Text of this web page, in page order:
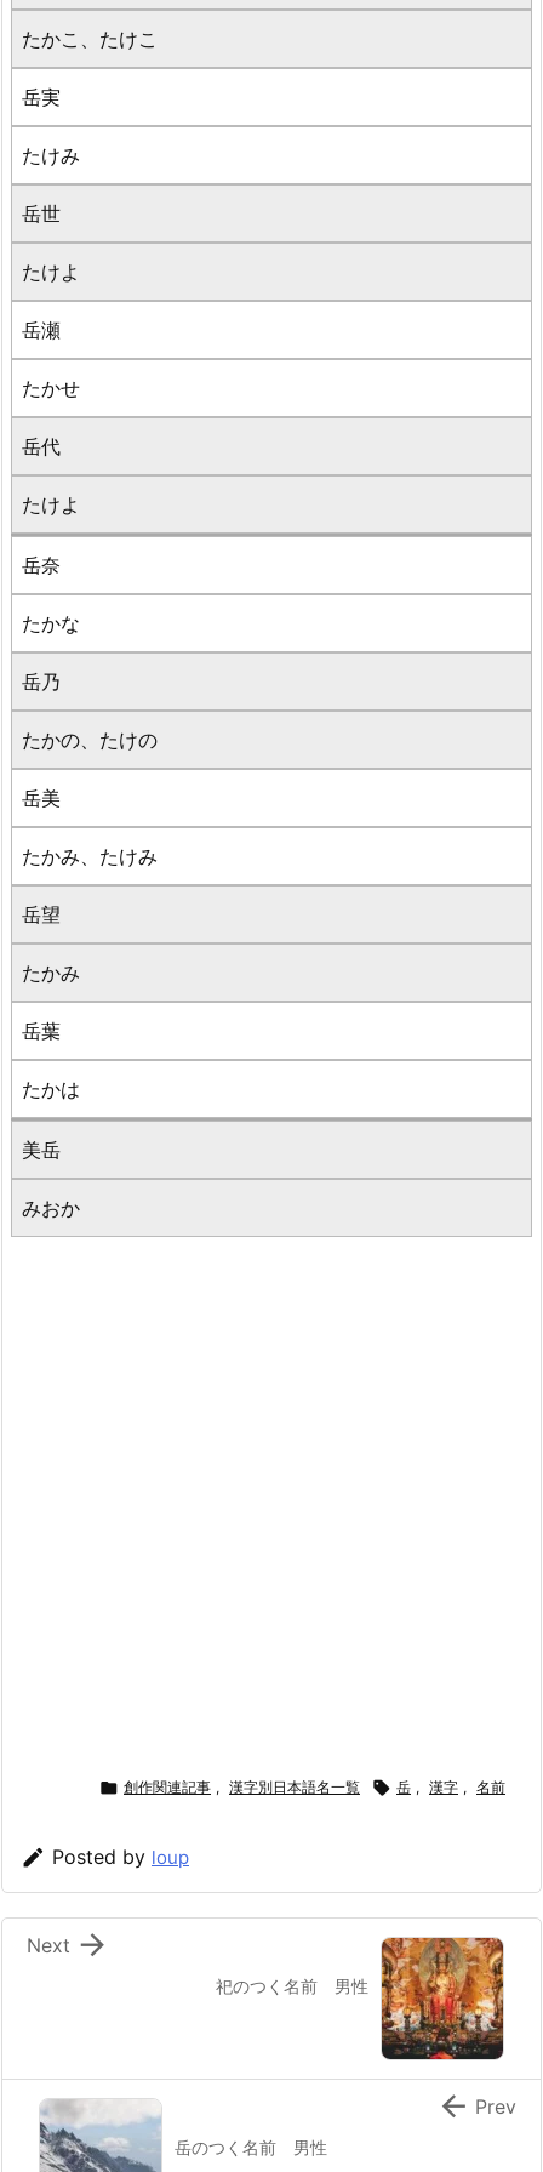
たかこ、たけこ
岳実
たけみ
岳世
たけよ
岳瀬
たかせ
岳代
たけよ
岳奈
たかな
岳乃
たかの、たけの
岳美
たかみ、たけみ
岳望
たかみ
岳葉
たかは
美岳
みおか
 創作関連記事 , 漢字別日本語名一覧  岳 , 漢字 , 名前
 Posted by loup
祀のつく名前 男性

Next
岳のつく名前 男性
 Prev